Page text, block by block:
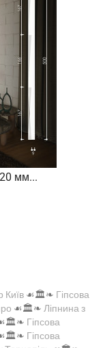
мм...
Київ ☙🏛️❧ Гіпсова
☙🏛️❧ Ліпнина з
Гіпсова
Гіпсова